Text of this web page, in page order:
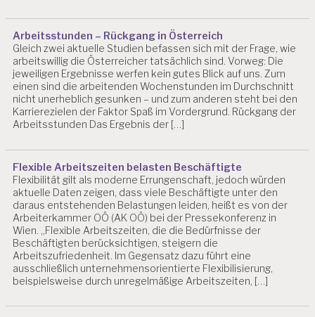
S
E
N
S
C
H
A
T
A
S
C
H
G
O
V
E
L
Arbeitsstunden – Rückgang in Österreich
Gleich zwei aktuelle Studien befassen sich mit der Frage, wie
arbeitswillig die Österreicher tatsächlich sind. Vorweg: Die
jeweiligen Ergebnisse werfen kein gutes Blick auf uns. Zum
einen sind die arbeitenden Wochenstunden im Durchschnitt
nicht unerheblich gesunken – und zum anderen steht bei den
Karrierezielen der Faktor Spaß im Vordergrund. Rückgang der
Arbeitsstunden Das Ergebnis der […]
Flexible Arbeitszeiten belasten Beschäftigte
Flexibilität gilt als moderne Errungenschaft, jedoch würden
aktuelle Daten zeigen, dass viele Beschäftigte unter den
daraus entstehenden Belastungen leiden, heißt es von der
Arbeiterkammer OÖ (AK OÖ) bei der Pressekonferenz in
Wien. „Flexible Arbeitszeiten, die die Bedürfnisse der
Beschäftigten berücksichtigen, steigern die
Arbeitszufriedenheit. Im Gegensatz dazu führt eine
ausschließlich unternehmensorientierte Flexibilisierung,
beispielsweise durch unregelmäßige Arbeitszeiten, […]